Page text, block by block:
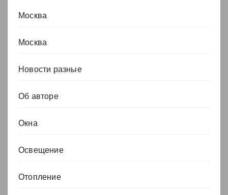
Москва
Москва
Новости разные
Об авторе
Окна
Освещение
Отопление